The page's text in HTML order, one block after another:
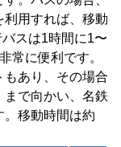
用すれば、移動
スは1時間に1〜
常に便利です。
もあり、その場合
まで向かい、名鉄
。移動時間は約